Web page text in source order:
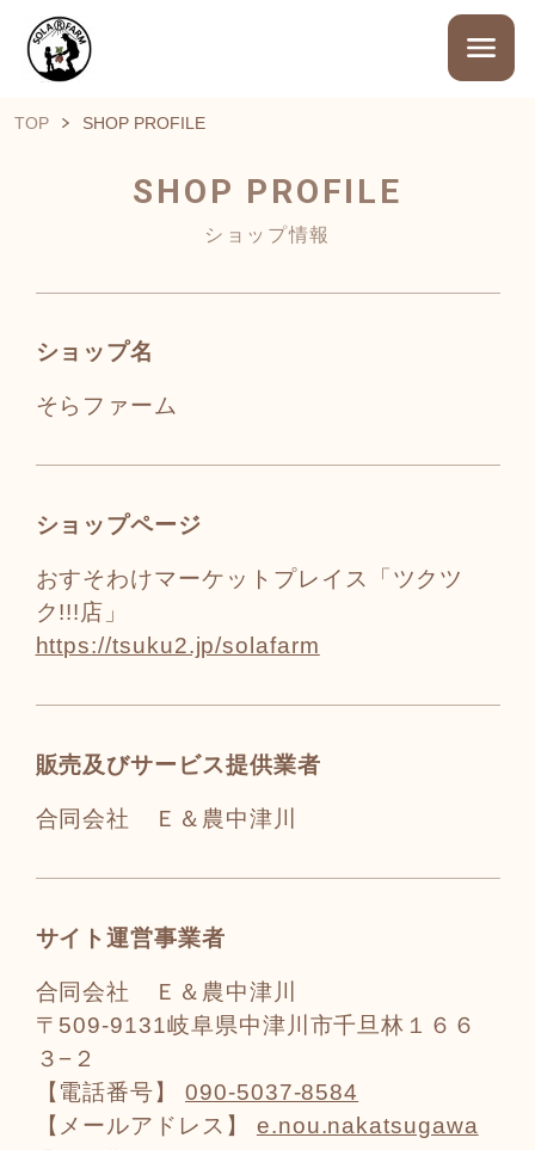
TOP SHOP PROFILE
SHOP PROFILE
ショップ情報
ショップ名
そらファーム
ショップページ
おすそわけマーケットプレイス「ツクツ
ク!!!店」
https://tsuku2.jp/solafarm
販売及びサービス提供業者
合同会社 Ｅ＆農中津川
サイト運営事業者
合同会社 Ｅ＆農中津川
〒509-9131岐阜県中津川市千旦林１６６
３−２
【電話番号】090-5037-8584
【メールアドレス】 e.nou.nakatsugawa